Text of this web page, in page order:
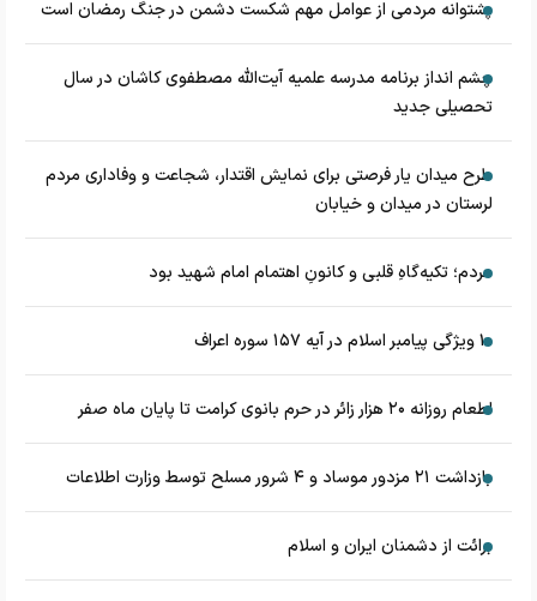
پشتوانه مردمی از عوامل مهم شکست دشمن در جنگ رمضان است
چشم‌ انداز برنامه مدرسه علمیه آیت‌الله مصطفوی کاشان در سال
تحصیلی جدید
طرح میدان یار فرصتی برای نمایش اقتدار، شجاعت و وفاداری مردم
لرستان در میدان و خیابان
مردم؛ تکیه‌گاهِ قلبی و کانونِ اهتمام امام شهید بود
۱۰ ویژگی پیامبر اسلام در آیه ۱۵۷ سوره اعراف
اطعام روزانه ۲۰ هزار زائر در حرم بانوی کرامت تا پایان ماه صفر
بازداشت ۲۱ مزدور موساد و ۴ شرور مسلح توسط وزارت اطلاعات
برائت از دشمنان ایران و اسلام